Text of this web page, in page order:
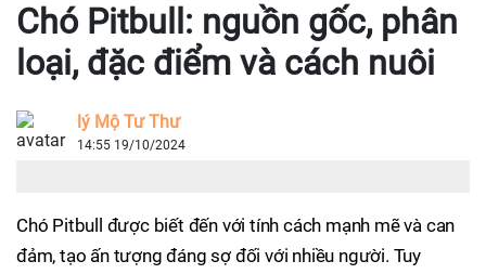
Chó Pitbull: nguồn gốc, phân
loại, đặc điểm và cách nuôi
lý Mộ Tư Thư
14:55 19/10/2024
Chó Pitbull được biết đến với tính cách mạnh mẽ và can
đảm, tạo ấn tượng đáng sợ đối với nhiều người. Tuy